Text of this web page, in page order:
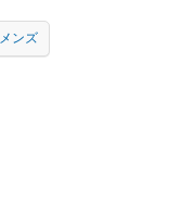
メンズ